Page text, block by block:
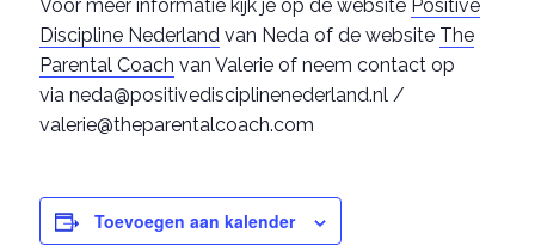
Voor meer informatie kijk je op de website Positive
Discipline Nederland van Neda of de website The
Parental Coach van Valerie of neem contact op
via neda@positivedisciplinenederland.nl /
valerie@theparentalcoach.com
Toevoegen aan kalender